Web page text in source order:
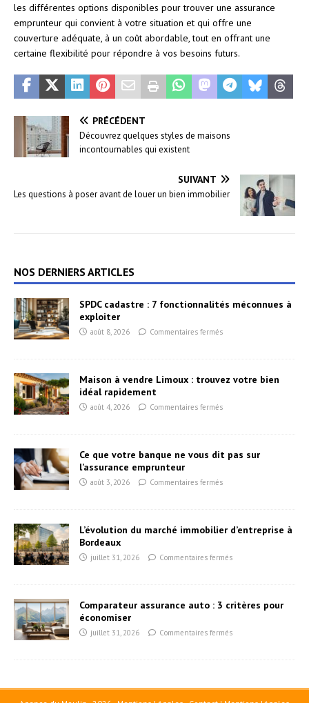
les différentes options disponibles pour trouver une assurance
emprunteur qui convient à votre situation et qui offre une
couverture adéquate, à un coût abordable, tout en offrant une
certaine flexibilité pour répondre à vos besoins futurs.
PRÉCÉDENT
Découvrez quelques styles de maisons
incontournables qui existent
SUIVANT
Les questions à poser avant de louer un bien immobilier
NOS DERNIERS ARTICLES
SPDC cadastre : 7 fonctionnalités méconnues à
exploiter
août 8, 2026 Commentaires fermés
Maison à vendre Limoux : trouvez votre bien
idéal rapidement
août 4, 2026 Commentaires fermés
Ce que votre banque ne vous dit pas sur
l’assurance emprunteur
août 3, 2026 Commentaires fermés
L’évolution du marché immobilier d’entreprise à
Bordeaux
juillet 31, 2026 Commentaires fermés
Comparateur assurance auto : 3 critères pour
économiser
juillet 31, 2026 Commentaires fermés